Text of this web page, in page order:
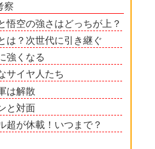
察
悟空の強さはどっちが上？
は？次世代に引き継ぐ
強くなる
サイヤ人たち
は解散
と対面
超が休載！いつまで？